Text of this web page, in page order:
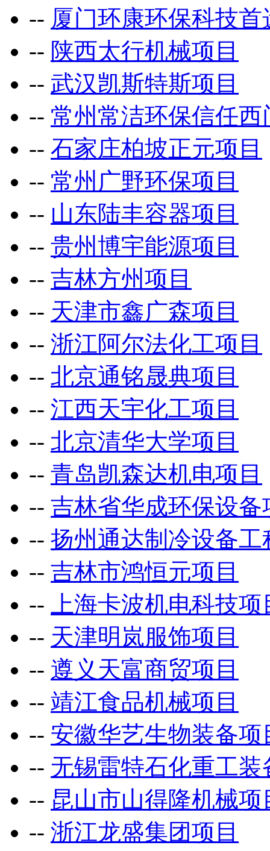
-- 厦门环康环保科技
-- 陕西太行机械项目
-- 武汉凯斯特斯项目
-- 常州常洁环保信任西
-- 石家庄柏坡正元项目
-- 常州广野环保项目
-- 山东陆丰容器项目
-- 贵州博宇能源项目
-- 吉林方州项目
-- 天津市鑫广森项目
-- 浙江阿尔法化工项目
-- 北京通铭晟典项目
-- 江西天宇化工项目
-- 北京清华大学项目
-- 青岛凯森达机电项目
-- 吉林省华成环保设备
-- 扬州通达制冷设备工
-- 吉林市鸿恒元项目
--
上海卡波机电科技项
-- 天津明岚服饰项目
-- 遵义天富商贸项目
-- 靖江食品机械项目
-- 安徽华艺生物装备项
-- 无锡雷特石化重工装
-- 昆山市山得隆机械项
-- 浙江龙盛集团项目